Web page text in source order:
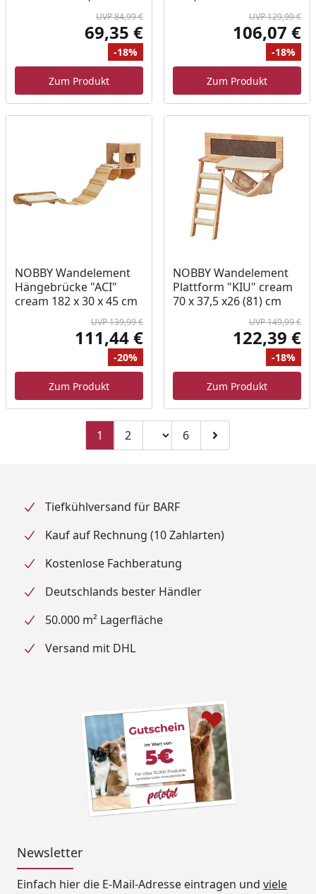
Ursprünglicher Preis
UVP 84,99 €
Aktueller Preis
69,35 €
Rabatt
-18%
Zum Produkt
UVP 129,99 €
106,07 €
-18%
Zum Produkt
NOBBY Wandelement
Hängebrücke "ACI"
cream 182 x 30 x 45 cm
Ursprünglicher Preis
UVP 139,99 €
Aktueller Preis
111,44 €
Rabatt
-20%
Zum Produkt
NOBBY Wandelement
Plattform "KIU" cream
70 x 37,5 x26 (81) cm
UVP 149,99 €
122,39 €
-18%
Zum Produkt
1 Zu Seite 2
2 Seitenzahl ändern
Zu Seite 6
6 Zur nächsten Seite
Tiefkühlversand für BARF
Kauf auf Rechnung (10 Zahlarten)
Kostenlose Fachberatung
Deutschlands bester Händler
50.000 m² Lagerfläche
Versand mit DHL
Newsletter
Einfach hier die E-Mail-Adresse eintragen und viele